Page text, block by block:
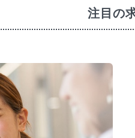
注目の